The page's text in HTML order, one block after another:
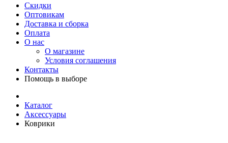
Скидки
Оптовикам
Доставка и сборка
Оплата
О нас
О магазине
Условия соглашения
Контакты
Помощь в выборе
Каталог
Аксессуары
Коврики